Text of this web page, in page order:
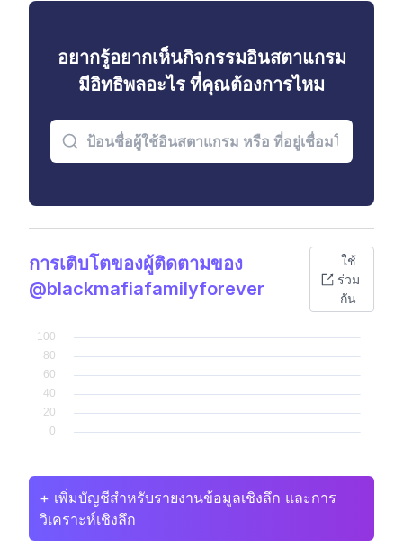
อยากรู้อยากเห็นกิจกรรมอินสตาแกรม
มีอิทธิพลอะไร ที่คุณต้องการไหม
การเติบโตของผู้ติดตามของ
@blackmafiafamilyforever
ใช้
ร่วม
กัน
+ เพิ่มบัญชีสำหรับรายงานข้อมูลเชิงลึก และการ
วิเคราะห์เชิงลึก